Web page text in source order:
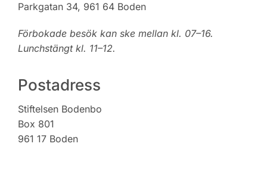
Parkgatan 34, 961 64 Boden
Förbokade besök kan ske mellan kl. 07–16.
Lunchstängt kl. 11–12.
Postadress
Stiftelsen Bodenbo
Box 801
961 17 Boden